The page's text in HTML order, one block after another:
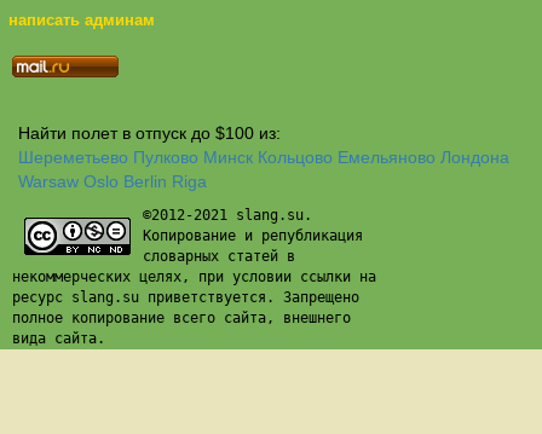
написать админам
Найти полет в отпуск до $100 из:
Шереметьево Пулково Минск Кольцово Емельяново Лондона
Warsaw Oslo Berlin Riga
©2012-2021 slang.su.
Копирование и републикация
словарных статей в
некоммерческих целях, при условии ссылки на
ресурс slang.su приветствуется. Запрещено
полное копирование всего сайта, внешнего
вида сайта.